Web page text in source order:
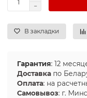
Магниты
Конвейерные
Компоненты
В закладки
Гарантия: 12
Доставка по
Оплата: на
Самовывоз: г.